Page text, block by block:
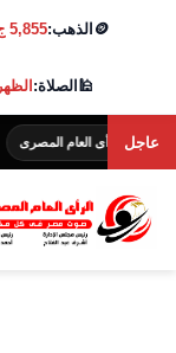
🪙 الذهب:5,855 ج.م
🕌الصلاة:الظهر
عاجل
العام المصرى